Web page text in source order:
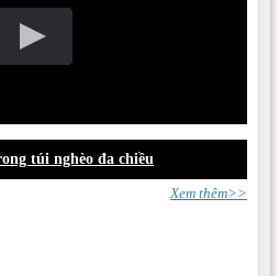
túi nghèo đa chiều
Xem thêm>>